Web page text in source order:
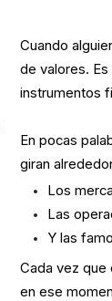
Cuando
de valores.
instrumentos
En pocas
giran
Los
Las
Y las
Cada vez que
en ese